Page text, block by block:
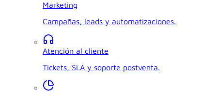
Marketing
Campañas, leads y automatizaciones.
Atención al cliente
Tickets, SLA y soporte postventa.